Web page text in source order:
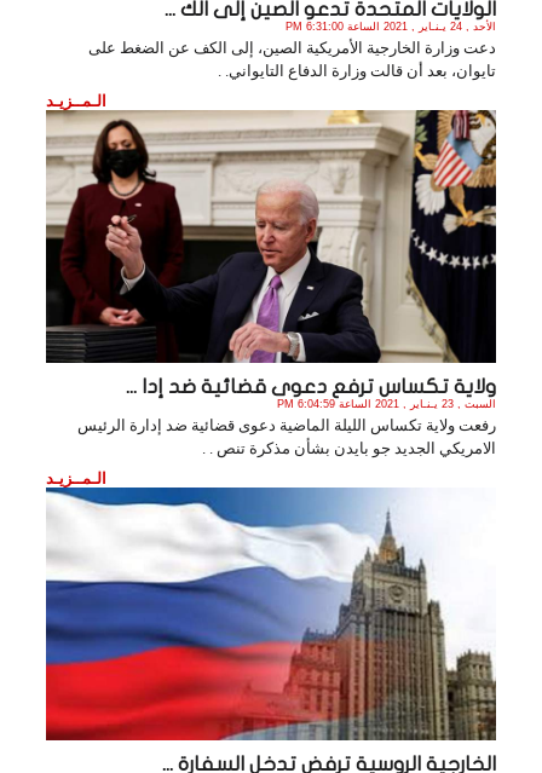
الولايات المتحدة تدعو الصين إلى الك ...
الأحد , 24 يـنـاير , 2021 الساعة 6:31:00 PM
دعت وزارة الخارجية الأمريكية الصين، إلى الكف عن الضغط على
تايوان، بعد أن قالت وزارة الدفاع التايواني. .
الـمــزيـد
ولاية تكساس ترفع دعوى قضائية ضد إدا ...
السبت , 23 يـنـاير , 2021 الساعة 6:04:59 PM
رفعت ولاية تكساس الليلة الماضية دعوى قضائية ضد إدارة الرئيس
الامريكي الجديد جو بايدن بشأن مذكرة تنص . .
الـمــزيـد
الخارجية الروسية ترفض تدخل السفارة ...